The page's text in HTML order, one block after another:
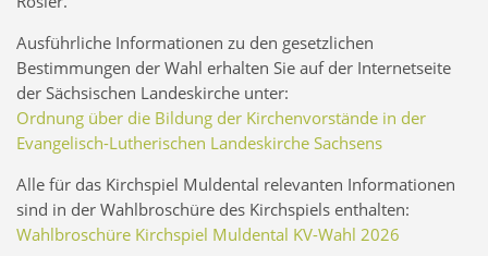
Ausführliche Informationen zu den gesetzlichen
Bestimmungen der Wahl erhalten Sie auf der Internetseite
der Sächsischen Landeskirche unter:
Ordnung über die Bildung der Kirchenvorstände in der
Evangelisch-Lutherischen Landeskirche Sachsens
Alle für das Kirchspiel Muldental relevanten Informationen
sind in der Wahlbroschüre des Kirchspiels enthalten:
Wahlbroschüre Kirchspiel Muldental KV-Wahl 2026